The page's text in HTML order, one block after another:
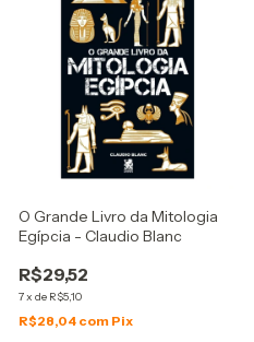
O Grande Livro da Mitologia
Egípcia - Claudio Blanc
R$29,52
7x de R$5,10
R$28,04 com Pix